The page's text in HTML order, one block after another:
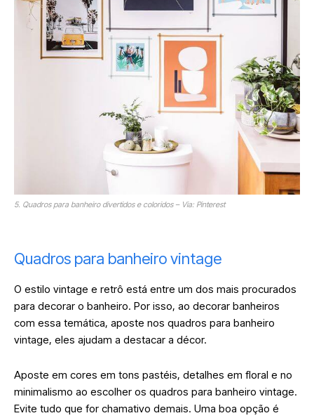
5. Quadros para banheiro divertidos e coloridos – Via: Pinterest
Quadros para banheiro vintage
O estilo vintage e retrô está entre um dos mais procurados
para decorar o banheiro. Por isso, ao decorar banheiros
com essa temática, aposte nos quadros para banheiro
vintage, eles ajudam a destacar a décor.
Aposte em cores em tons pastéis, detalhes em floral e no
minimalismo ao escolher os quadros para banheiro vintage.
Evite tudo que for chamativo demais. Uma boa opção é